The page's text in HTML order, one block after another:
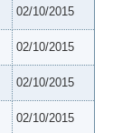
02/10/2015
02/10/2015
02/10/2015
02/10/2015